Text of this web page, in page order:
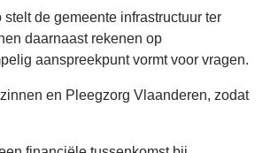
de gemeente infrastructuur ter
daarnaast rekenen op
aanspreekpunt vormt voor vragen.
en Pleegzorg Vlaanderen, zodat